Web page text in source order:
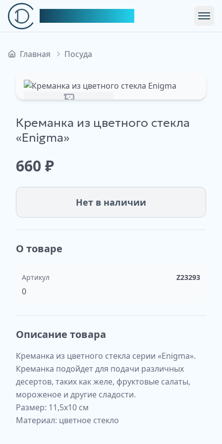
Главная Посуда
Креманка из цветного стекла
«Enigma»
660 ₽
Нет в наличии
О товаре
Артикул Z23293
0
Описание товара
Креманка из цветного стекла серии «Enigma».
Креманка подойдет для подачи различных
десертов, таких как желе, фруктовые салаты,
мороженое и другие сладости.
Размер: 11,5х10 см
Материал: цветное стекло